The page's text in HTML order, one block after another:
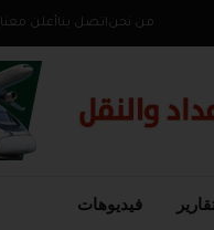
من نحناتصل بناأعلن معنا
فيديوهات